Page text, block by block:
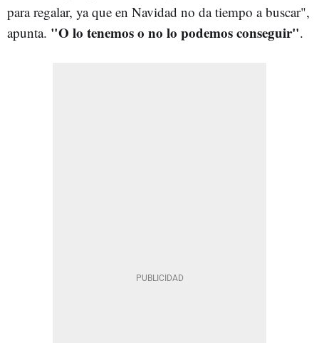
para regalar, ya que en Navidad no da tiempo a buscar",
apunta. "O lo tenemos o no lo podemos conseguir".